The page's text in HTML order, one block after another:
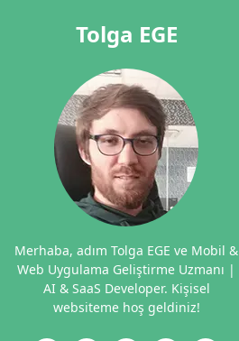
Tolga EGE
Merhaba, adım Tolga EGE ve Mobil &
Web Uygulama Geliştirme Uzmanı |
AI & SaaS Developer. Kişisel
websiteme hoş geldiniz!